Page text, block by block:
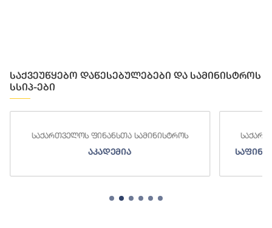
საქვეუწყებო დაწესებულებები და სამინისტროს
სსიპ-ები
ფინანსთა სამინისტროს
აკადემია
საქართველოს
საფინანსო-